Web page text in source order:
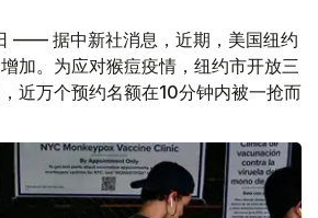
—— 据中新社消息，近期，美国纽约
加。为应对猴痘疫情，纽约市开放三
近万个预约名额在10分钟内被一抢而